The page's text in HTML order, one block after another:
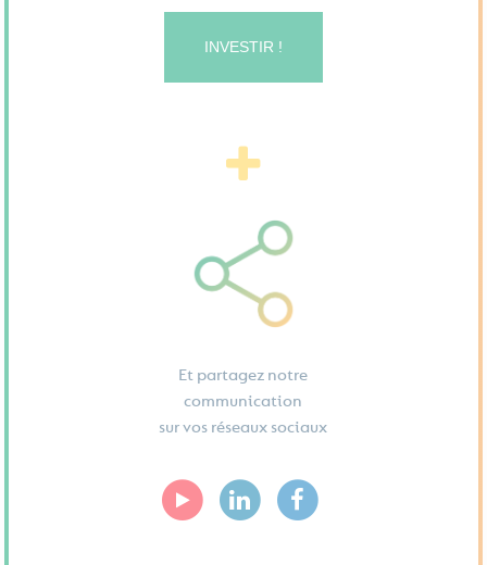
INVESTIR !
Et partagez notre
communication
sur vos réseaux sociaux